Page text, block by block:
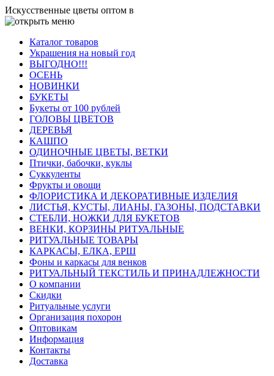
Искусственные цветы оптом в
Каталог товаров
Украшения на новый год
ВЫГОДНО!!!
ОСЕНЬ
НОВИНКИ
БУКЕТЫ
Букеты от 100 рублей
ГОЛОВЫ ЦВЕТОВ
ДЕРЕВЬЯ
КАШПО
ОДИНОЧНЫЕ ЦВЕТЫ, ВЕТКИ
Птички, бабочки, куклы
Суккуленты
Фрукты и овощи
ФЛОРИСТИКА И ДЕКОРАТИВНЫЕ ИЗДЕЛИЯ
ЛИСТЬЯ, КУСТЫ, ЛИАНЫ, ГАЗОНЫ, ПОДСТАВКИ
СТЕБЛИ, НОЖКИ ДЛЯ БУКЕТОВ
ВЕНКИ, КОРЗИНЫ РИТУАЛЬНЫЕ
РИТУАЛЬНЫЕ ТОВАРЫ
КАРКАСЫ, ЕЛКА, ЕРШ
Фоны и каркасы для венков
РИТУАЛЬНЫЙ ТЕКСТИЛЬ И ПРИНАДЛЕЖНОСТИ
О компании
Скидки
Ритуальные услуги
Организация похорон
Оптовикам
Информация
Контакты
Доставка